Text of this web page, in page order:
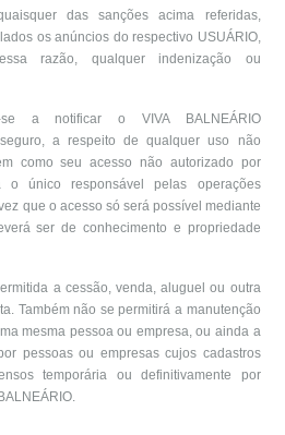
das sanções acima referidas,
os anúncios do respectivo USUÁRIO,
razão, qualquer indenização ou
se a notificar o VIVA BALNEÁRIO
a respeito de qualquer uso não
como seu acesso não autorizado por
o único responsável pelas operações
que o acesso só será possível mediante
ser de conhecimento e propriedade
a cessão, venda, aluguel ou outra
Também não se permitirá a manutenção
mesma pessoa ou empresa, ou ainda a
pessoas ou empresas cujos cadastros
temporária ou definitivamente por